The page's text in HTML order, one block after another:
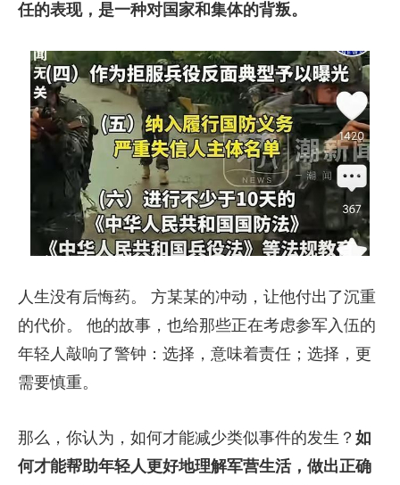
任的表现，是一种对国家和集体的背叛。
人生没有后悔药。 方某某的冲动，让他付出了沉重
的代价。 他的故事，也给那些正在考虑参军入伍的
年轻人敲响了警钟：选择，意味着责任；选择，更
需要慎重。
那么，你认为，如何才能减少类似事件的发生？ 如
何才能帮助年轻人更好地理解军营生活，做出正确